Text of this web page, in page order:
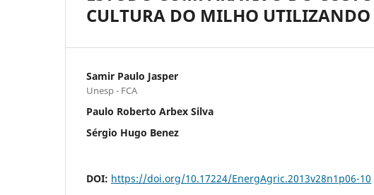
CULTURA DO MILHO
Samir Paulo Jasper
Unesp - FCA
Paulo Roberto Arbex Silva
Sérgio Hugo Benez
DOI: https://doi.org/10.17224/EnergAgric.2013v28n1p06-10